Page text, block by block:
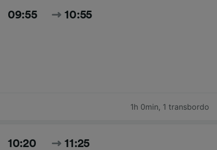
09:55 10:55
1h 0min, 1 transbordo
10:20 11:25